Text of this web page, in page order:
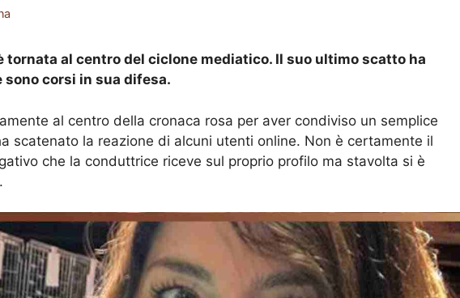
tornata al centro del ciclone mediatico. Il suo ultimo scatto ha
corsi in sua difesa.
al centro della cronaca rosa per aver condiviso un semplice
scatenato la reazione di alcuni utenti online. Non è certamente il
che la conduttrice riceve sul proprio profilo ma stavolta si è